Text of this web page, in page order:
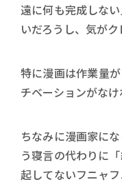
遠に何も完成しな
いだろうし、気が
特に漫画は作業量
チベーションがな
ちなみに漫画家に
う寝言の代わりに
起してないフニャ